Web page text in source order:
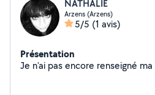
NATHALIE
Arzens (Arzens)
5/5 (1 avis)
Présentation